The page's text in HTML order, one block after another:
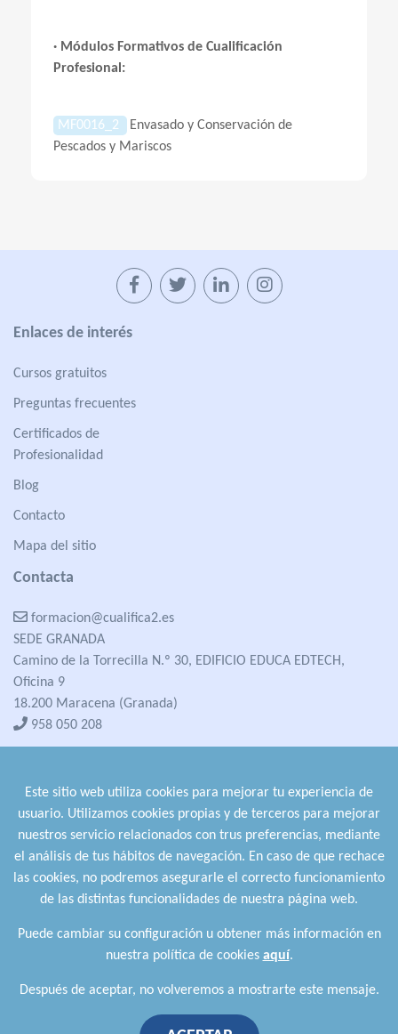
· Módulos Formativos de Cualificación
Profesional:
MF0016_2
Envasado y Conservación de
Pescados y Mariscos
Enlaces de interés
Cursos gratuitos
Preguntas frecuentes
Certificados de
Profesionalidad
Blog
Contacto
Mapa del sitio
Contacta
formacion@cualifica2.es
SEDE GRANADA
Camino de la Torrecilla N.º 30, EDIFICIO EDUCA EDTECH,
Oficina 9
18.200 Maracena (Granada)
958 050 208
958 991 970
Este sitio web utiliza cookies para mejorar tu experiencia de
usuario. Utilizamos cookies propias y de terceros para mejorar
nuestros servicio relacionados con trus preferencias, mediante
el análisis de tus hábitos de navegación. En caso de que rechace
las cookies, no podremos asegurarle el correcto funcionamiento
de las distintas funcionalidades de nuestra página web.
Puede cambiar su configuración u obtener más información en
nuestra política de cookies aquí.
Después de aceptar, no volveremos a mostrarte este mensaje.